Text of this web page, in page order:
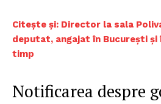
Citește și: Director la sala
deputat, angajat în București și
timp
Notificarea despre